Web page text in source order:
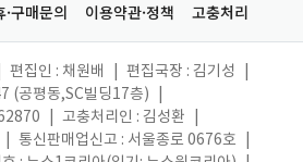
구매문의 이용약관·정책 고충처리
편집인 : 채원배 편집국장 : 김기성
(공평동,SC빌딩17층)
고충처리인 : 김성환
통신판매업신고 : 서울종로 0676호